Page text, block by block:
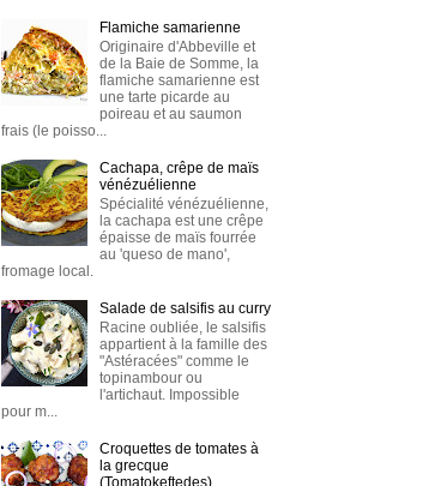
Flamiche samarienne
Originaire d'Abbeville et
de la Baie de Somme, la
flamiche samarienne est
une tarte picarde au
poireau et au saumon
frais (le poisso...
Cachapa, crêpe de maïs
vénézuélienne
Spécialité vénézuélienne,
la cachapa est une crêpe
épaisse de maïs fourrée
au 'queso de mano',
fromage local.
Salade de salsifis au curry
Racine oubliée, le salsifis
appartient à la famille des
"Astéracées" comme le
topinambour ou
l'artichaut. Impossible
pour m...
Croquettes de tomates à
la grecque
(Tomatokeftedes)